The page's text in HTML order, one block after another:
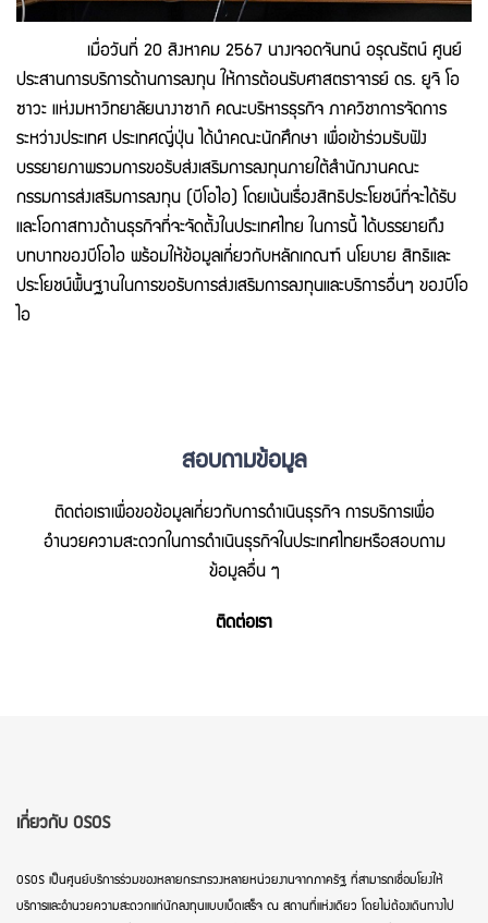
เมื่อวันที่ 20 สิงหาคม 2567 นางเจอดจันทน์ อรุณรัตน์ ศูนย์
ประสานการบริการด้านการลงทุน ให้การต้อนรับศาสตราจารย์ ดร. ยูจิ โอ
ซาวะ แห่งมหาวิทยาลัยนางาซากิ คณะบริหารธุรกิจ ภาควิชาการจัดการ
ระหว่างประเทศ ประเทศญี่ปุ่น ได้นำคณะนักศึกษา เพื่อเข้าร่วมรับฟัง
บรรยายภาพรวมการขอรับส่งเสริมการลงทุนภายใต้สำนักงานคณะ
กรรมการส่งเสริมการลงทุน (บีโอไอ) โดยเน้นเรื่องสิทธิประโยชน์ที่จะได้รับ
และโอกาสทางด้านธุรกิจที่จะจัดตั้งในประเทศไทย ในการนี้ ได้บรรยายถึง
บทบาทของบีโอไอ พร้อมให้ข้อมูลเกี่ยวกับหลักเกณฑ์ นโยบาย สิทธิและ
ประโยชน์พื้นฐานในการขอรับการส่งเสริมการลงทุนและบริการอื่นๆ ของบีโอ
ไอ
สอบถามข้อมูล
ติดต่อเราเพื่อขอข้อมูลเกี่ยวกับการดำเนินธุรกิจ การบริการเพื่อ
อำนวยความสะดวกในการดำเนินธุรกิจในประเทศไทยหรือสอบถาม
ข้อมูลอื่น ๆ
ติดต่อเรา
เกี่ยวกับ OSOS
OSOS เป็นศูนย์บริการร่วมของหลายกระทรวงหลายหน่วยงานจากภาครัฐ ที่สามารถเชื่อมโยงให้
บริการและอำนวยความสะดวกแก่นักลงทุนแบบเบ็ดเสร็จ ณ สถานที่แห่งเดียว โดยไม่ต้องเดินทางไป